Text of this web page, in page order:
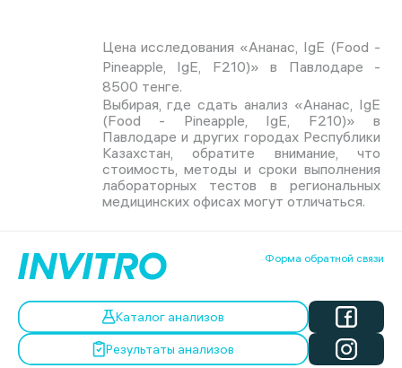
Цена исследования «Ананас, IgE (Food -
Pineapple, IgE, F210)» в Павлодаре -
8500 тенге.
Выбирая, где сдать анализ «Ананас, IgE
(Food - Pineapple, IgE, F210)» в
Павлодаре и других городах Республики
Казахстан, обратите внимание, что
стоимость, методы и сроки выполнения
лабораторных тестов в региональных
медицинских офисах могут отличаться.
Форма обратной связи
Каталог анализов
Результаты анализов